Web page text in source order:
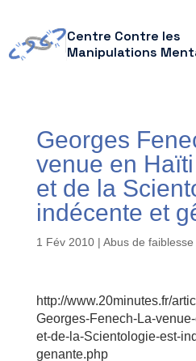
Centre Contre les
Manipulations
Georges
venue en
et de la
indécente et
1 Fév 2010| Abus de faiblesse
http://www.20minutes.fr/
Georges-Fenech-La-
et-de-la-Scientologie-est-
genante.php